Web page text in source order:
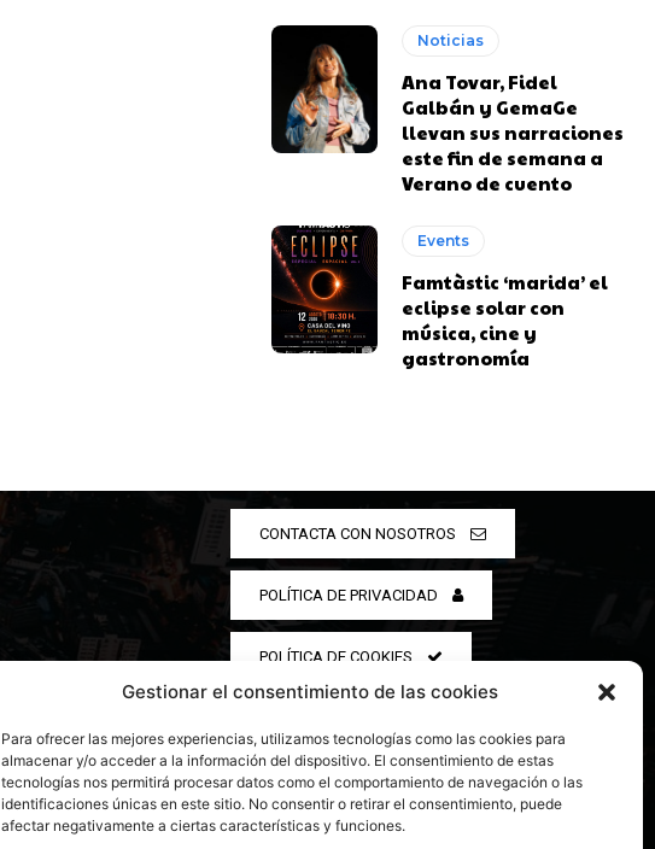
Gestionar el consentimiento de las cookies
Para ofrecer las mejores experiencias, utilizamos tecnologías como las cookies para
almacenar y/o acceder a la información del dispositivo. El consentimiento de estas
tecnologías nos permitirá procesar datos como el comportamiento de navegación o las
identificaciones únicas en este sitio. No consentir o retirar el consentimiento, puede
afectar negativamente a ciertas características y funciones.
Noticias
Ana Tovar, Fidel
Galbán y GemaGe
llevan sus narraciones
este fin de semana a
Verano de cuento
Events
Famtàstic ‘marida’ el
eclipse solar con
música, cine y
gastronomía
CONTACTA CON NOSOTROS
POLÍTICA DE PRIVACIDAD
POLÍTICA DE COOKIES